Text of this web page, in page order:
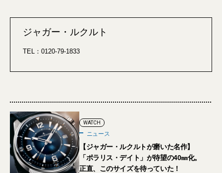
ジャガー・ルクルト
TEL：0120-79-1833
WATCH
ニュース
【ジャガー・ルクルトが磨いた名作】
「ポラリス・デイト」が待望の40㎜化。
正直、このサイズを待っていた！